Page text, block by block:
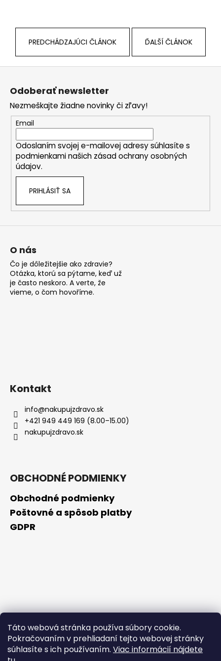
Táto webová stránka používa súbory cookie.
Pokračovaním v prehliadaní tejto webovej stránky
súhlasíte s ich používaním. Viac informácií nájdete
PREDCHÁDZAJÚCI ČLÁNOK ĎALŠÍ ČLÁNOK
Odoberať newsletter
Nezmeškajte žiadne novinky či zľavy!
Email
Odoslaním svojej e-mailovej adresy súhlasíte s
podmienkami našich zásad ochrany osobných
údajov.
PRIHLÁSIŤ SA
O nás
Čo je dôležitejšie ako zdravie?
Otázka, ktorú sa pýtame, keď už
je často neskoro. A verte, že
vieme, o čom hovoříme.
Kontakt
info@nakupujzdravo.sk
+421 949 449 169 (8.00–15.00)
nakupujzdravo.sk
OBCHODNÉ PODMIENKY
Obchodné podmienky
Poštovné a spôsob platby
GDPR